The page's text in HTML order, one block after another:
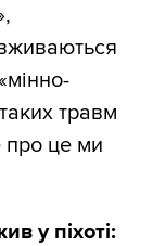
травм
про це ми
у піхоті: